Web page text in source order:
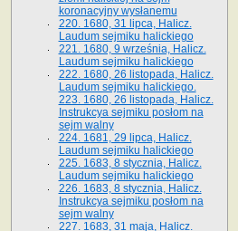
koronacyjny wysłanemu
220. 1680, 31 lipca, Halicz.
Laudum sejmiku halickiego
221. 1680, 9 września, Halicz.
Laudum sejmiku halickiego
222. 1680, 26 listopada, Halicz.
Laudum sejmiku halickiego.
223. 1680, 26 listopada, Halicz.
Instrukcya sejmiku posłom na
sejm walny
224. 1681, 29 lipca, Halicz.
Laudum sejmiku halickiego
225. 1683, 8 stycznia, Halicz.
Laudum sejmiku halickiego
226. 1683, 8 stycznia, Halicz.
Instrukcya sejmiku posłom na
sejm walny
227. 1683, 31 maja, Halicz.